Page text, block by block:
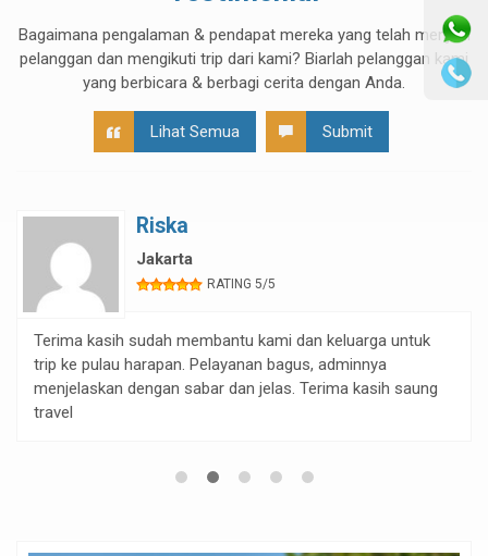
Bagaimana pengalaman & pendapat mereka yang telah menjadi
pelanggan dan mengikuti trip dari kami? Biarlah pelanggan kami
yang berbicara & berbagi cerita dengan Anda.
Lihat Semua Submit
Riska
Jakarta
RATING 5/5
Terima kasih sudah membantu kami dan keluarga untuk
trip ke pulau harapan. Pelayanan bagus, adminnya
menjelaskan dengan sabar dan jelas. Terima kasih saung
travel